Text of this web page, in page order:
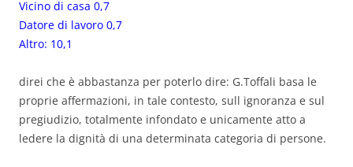
Vicino di casa 0,7
Datore di lavoro 0,7
Altro: 10,1
direi che è abbastanza per poterlo dire: G.Toffali basa le
proprie affermazioni, in tale contesto, sull ignoranza e sul
pregiudizio, totalmente infondato e unicamente atto a
ledere la dignità di una determinata categoria di persone.